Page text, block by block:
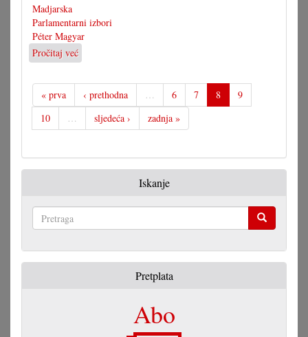
Madjarska
Parlamentarni izbori
Péter Magyar
Pročitaj već
Magyar
dobio
izbore
u
Madjarskoj
« prva ‹ prethodna … 6 7 8
9
10
… sljedeća › zadnja »
Iskanje
Pretplata
Abo